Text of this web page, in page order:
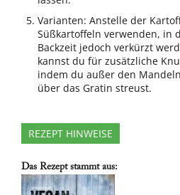
Varianten: Anstelle der
Süßkartoffeln verwenden, in
Backzeit jedoch verkürzt
kannst du für zusätzliche
indem du außer den
über das Gratin streust.
REZEPT HINWEISE
Das Rezept stammt aus: